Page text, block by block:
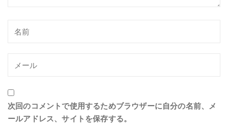
次回のコメントで使用するためブラウザーに自分の名前、メ
ールアドレス、サイトを保存する。